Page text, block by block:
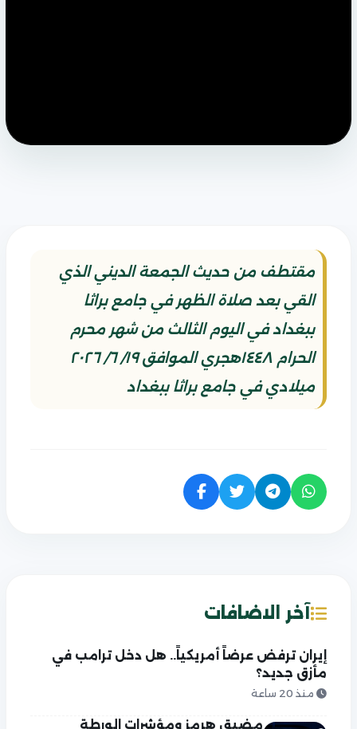
مقتطف من حديث الجمعة الديني الذي
القي بعد صلاة الظهر في جامع براثا
ببغداد في اليوم الثالث من شهر محرم
الحرام ١٤٤٨هجري الموافق ١٩/ ٦/ ٢٠٢٦
ميلادي في جامع براثا ببغداد
آخر الاضافات
إيران ترفض عرضاً أمريكياً.. هل دخل ترامب في
مأزق جديد؟
منذ 20 ساعة
مضيق هرمز ومؤشرات الورطة